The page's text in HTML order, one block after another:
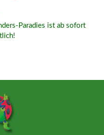
Paradies ist ab sofort